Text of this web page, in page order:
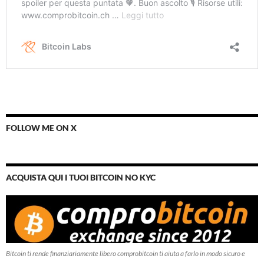
FOLLOW ME ON X
ACQUISTA QUI I TUOI BITCOIN NO KYC
Bitcoin ti rende finanziariamente libero comprobitcoin ti aiuta a farlo in modo sicuro e